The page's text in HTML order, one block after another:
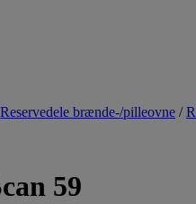
Reservedele brænde-/pilleovne /
59